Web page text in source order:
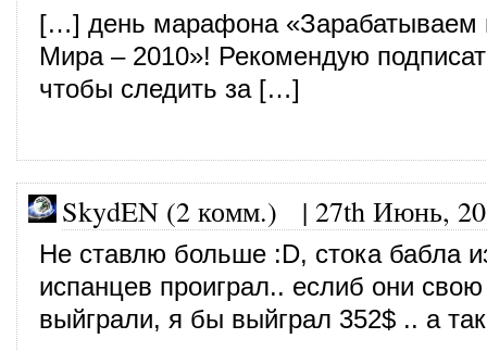
[…] день марафона «Зарабатываем
Мира – 2010»! Рекомендую
чтобы следить за […]
SkydEN (2 комм.) | 27th Июнь,
Не ставлю больше :D, стока бабла
испанцев проиграл.. еслиб они
выйграли, я бы выйграл 352$ .. а